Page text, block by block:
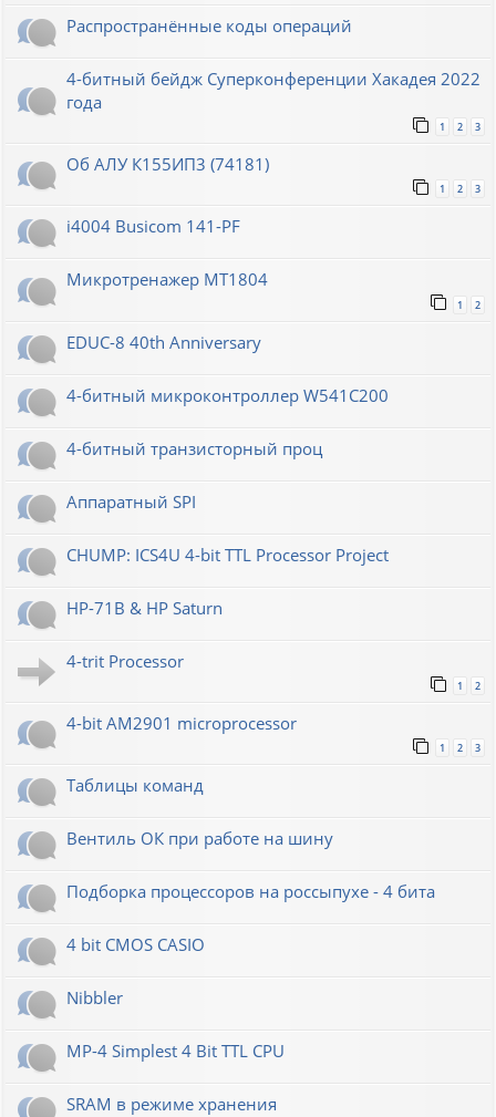
Распространённые коды операций
4-битный бейдж Суперконференции Хакадея 2022
года
1 2 3
Об АЛУ К155ИП3 (74181)
1 2 3
i4004 Busicom 141-PF
Микротренажер МТ1804
1 2
EDUC-8 40th Anniversary
4-битный микроконтроллер W541C200
4-битный транзисторный проц
Аппаратный SPI
CHUMP: ICS4U 4-bit TTL Processor Project
HP-71B & HP Saturn
4-trit Processor
1 2
4-bit AM2901 microprocessor
1 2 3
Таблицы команд
Вентиль ОК при работе на шину
Подборка процессоров на россыпухе - 4 бита
4 bit CMOS CASIO
Nibbler
MP-4 Simplest 4 Bit TTL CPU
SRAM в режиме хранения